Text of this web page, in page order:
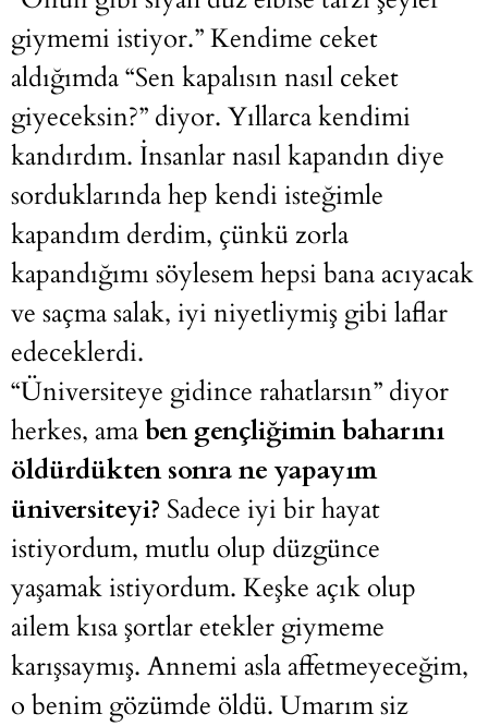
giymemi istiyor.” Kendime ceket
aldığımda “Sen kapalısın nasıl ceket
giyeceksin?” diyor. Yıllarca kendimi
kandırdım. İnsanlar nasıl kapandın diye
sorduklarında hep kendi isteğimle
kapandım derdim, çünkü zorla
kapandığımı söylesem hepsi bana acıyacak
ve saçma salak, iyi niyetliymiş gibi laflar
edeceklerdi.
“Üniversiteye gidince rahatlarsın” diyor
herkes, amaben gençliğimin baharını
öldürdükten sonra ne yapayım
üniversiteyi? Sadece iyi bir hayat
istiyordum, mutlu olup düzgünce
yaşamak istiyordum. Keşke açık olup
ailem kısa şortlar etekler giymeme
karışsaymış. Annemi asla affetmeyeceğim,
o benim gözümde öldü. Umarım siz